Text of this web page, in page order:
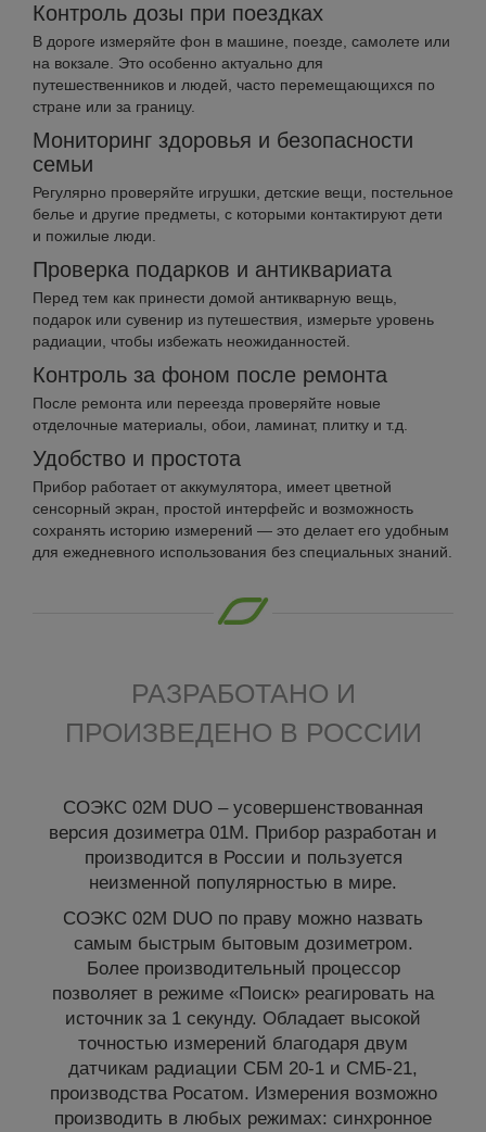
Контроль дозы при поездках
В дороге измеряйте фон в машине, поезде, самолете или
на вокзале. Это особенно актуально для
путешественников и людей, часто перемещающихся по
стране или за границу.
Мониторинг здоровья и безопасности
семьи
Регулярно проверяйте игрушки, детские вещи, постельное
белье и другие предметы, с которыми контактируют дети
и пожилые люди.
Проверка подарков и антиквариата
Перед тем как принести домой антикварную вещь,
подарок или сувенир из путешествия, измерьте уровень
радиации, чтобы избежать неожиданностей.
Контроль за фоном после ремонта
После ремонта или переезда проверяйте новые
отделочные материалы, обои, ламинат, плитку и т.д.
Удобство и простота
Прибор работает от аккумулятора, имеет цветной
сенсорный экран, простой интерфейс и возможность
сохранять историю измерений — это делает его удобным
для ежедневного использования без специальных знаний.
РАЗРАБОТАНО И
ПРОИЗВЕДЕНО В РОССИИ
СОЭКС 02М DUO – усовершенствованная
версия дозиметра 01М. Прибор разработан и
производится в России и пользуется
неизменной популярностью в мире.
СОЭКС 02М DUO по праву можно назвать
самым быстрым бытовым дозиметром.
Более производительный процессор
позволяет в режиме «Поиск» реагировать на
источник за 1 секунду. Обладает высокой
точностью измерений благодаря двум
датчикам радиации СБМ 20-1 и СМБ-21,
производства Росатом. Измерения возможно
производить в любых режимах: синхронное